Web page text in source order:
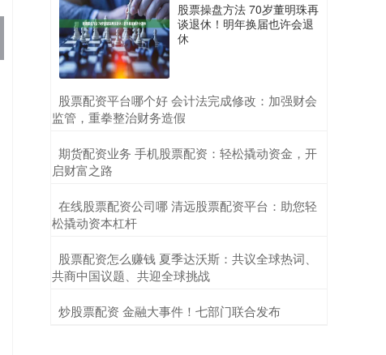
股票操盘方法 70岁董明珠再
谈退休！明年换届也许会退
休
​股票配资平台哪个好 会计法完成修改：加强财会
监管，重拳整治财务造假
​期货配资业务 手机股票配资：轻松撬动资金，开
启财富之路
​在线股票配资公司哪 清远股票配资平台：助您轻
松撬动资本杠杆
​股票配资怎么赚钱 夏季达沃斯：共议全球热词、
共商中国议题、共迎全球挑战
​炒股票配资 金融大事件！七部门联合发布